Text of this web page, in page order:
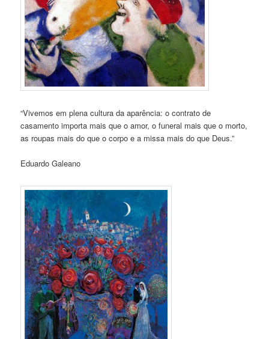
“Vivemos em plena cultura da aparência: o contrato de
casamento importa mais que o amor, o funeral mais que o morto,
as roupas mais do que o corpo e a missa mais do que Deus.”
Eduardo Galeano